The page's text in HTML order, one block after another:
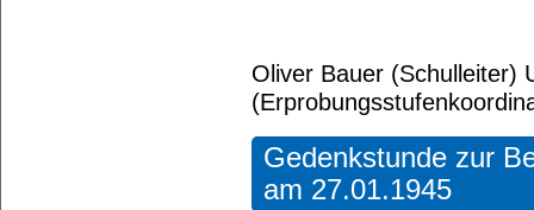
Oliver Bauer (Schulleiter)
Gedenkstunde zur
am 27.01.1945